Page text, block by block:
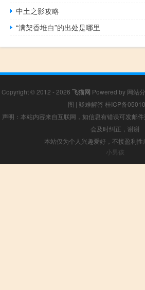
中土之影攻略
“满架香堆白”的出处是哪里
Copyright © 2012 - 2026 飞猫网 Powered by 网站
图 | 疑难解答 桂ICP备
声明：本站内容来自互联网，如信息有错误可发邮
会及时纠正，谢谢
本站仅为个人兴趣爱好，不接盈利性
小男孩